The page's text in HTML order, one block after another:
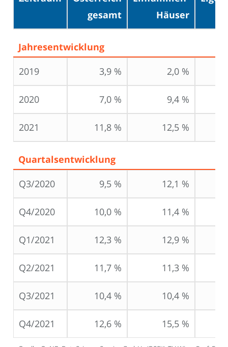
gesamt
Häuser
Jahresentwicklung
2019
3,9 % 2,0 %
2020 7,0 % 9,4 %
2021 11,8 % 12,5 %
Quartalsentwicklung
Q3/2020
9,5 % 12,1 %
Q4/2020 10,0 % 11,4 %
Q1/2021 12,3 % 12,9 %
Q2/2021 11,7 % 11,3 %
Q3/2021 10,4 % 10,4 %
Q4/2021 12,6 % 15,5 %